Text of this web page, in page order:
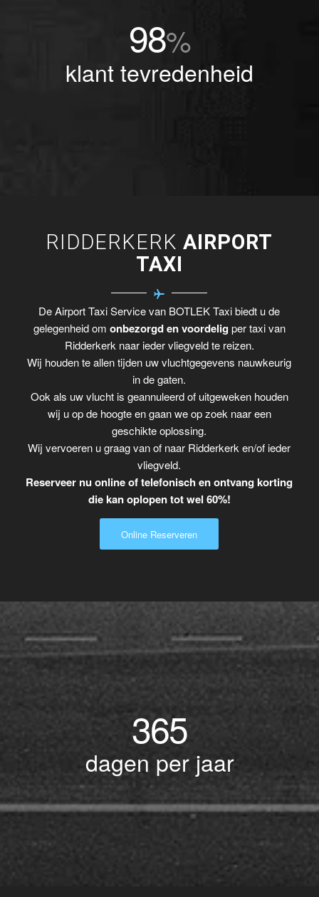
98%
klant tevredenheid
RIDDERKERKAIRPORT
TAXI
De Airport Taxi Service van BOTLEK Taxi biedt u de
gelegenheid om onbezorgd en voordelig per taxi van
Ridderkerk naar ieder vliegveld te reizen.
Wij houden te allen tijden uw vluchtgegevens nauwkeurig
in de gaten.
Ook als uw vlucht is geannuleerd of uitgeweken houden
wij u op de hoogte en gaan we op zoek naar een
geschikte oplossing.
Wij vervoeren u graag van of naar Ridderkerk en/of ieder
vliegveld.
Reserveer nu online of telefonisch en ontvang korting
die kan oplopen tot wel 60%!
Online Reserveren
365
dagen per jaar